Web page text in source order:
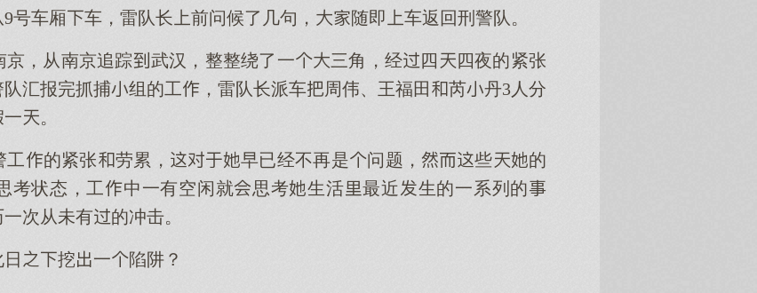
9号车厢车，雷队长前问候了几句，随即车返回刑警队。
，从南京追踪武汉，整整绕了一三角，经四四夜的紧张
队汇报完抓捕组的工，雷队长派车周伟、王福田芮丹3人分
。
警工的紧张劳累，早已经不再是问题，些的
考状态，工中一有空闲就思考生活最近生的一系列的
次从未有的冲击。
挖一陷阱？